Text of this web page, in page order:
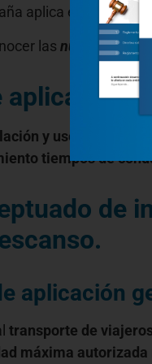
aplica en su
las nuevas
aplicación
y uso del
tiempos de
de
aplicación
transporte de
máxima